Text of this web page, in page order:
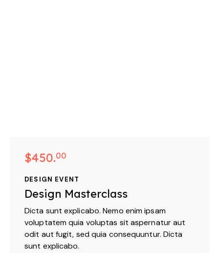
$450.00
DESIGN EVENT
Design Masterclass
Dicta sunt explicabo. Nemo enim ipsam
voluptatem quia voluptas sit aspernatur aut
odit aut fugit, sed quia consequuntur. Dicta
sunt explicabo.